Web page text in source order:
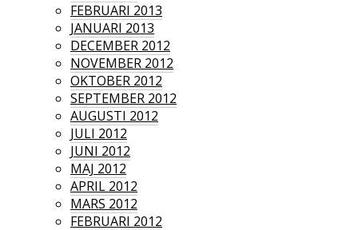
FEBRUARI 2013
JANUARI 2013
DECEMBER 2012
NOVEMBER 2012
OKTOBER 2012
SEPTEMBER 2012
AUGUSTI 2012
JULI 2012
JUNI 2012
MAJ 2012
APRIL 2012
MARS 2012
FEBRUARI 2012